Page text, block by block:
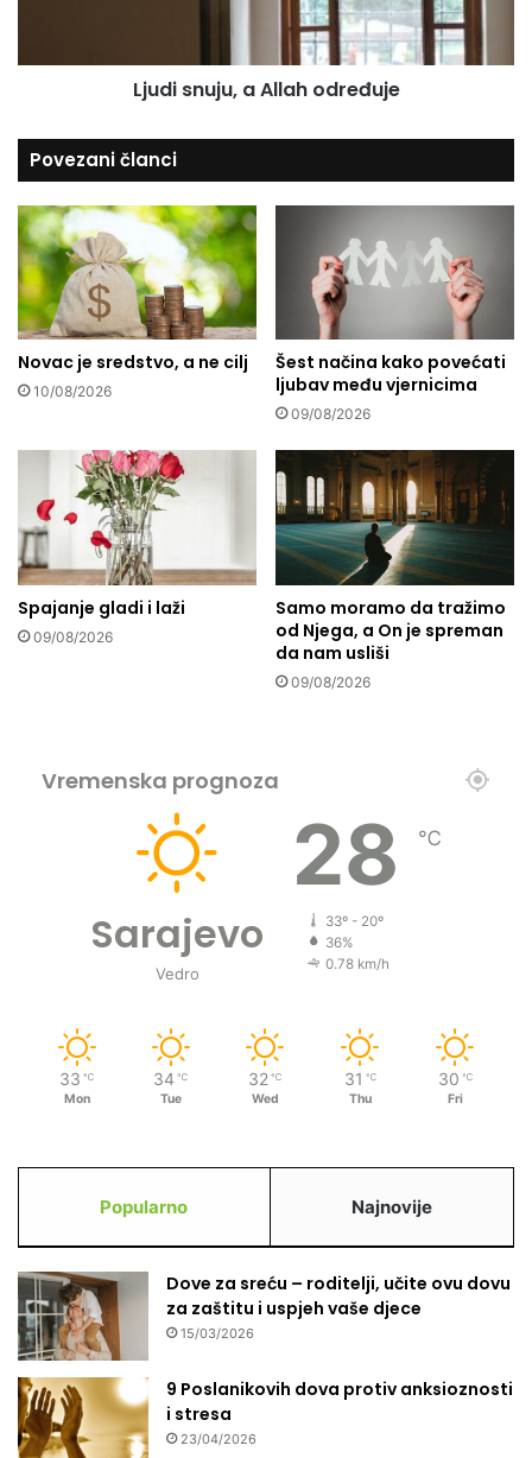
j
j
g
o
v
d
r
u
g
.
.
j
a
l
l
a
h
o
d
r
e
đ
Ljudi snuju, a Allah određuje
Povezani članci
Novac je sredstvo, a ne cilj
10/08/2026
Šest načina kako povećati
ljubav među vjernicima
09/08/2026
Spajanje gladi i laži
09/08/2026
Samo moramo da tražimo
od Njega, a On je spreman
da nam usliši
09/08/2026
Vremenska prognoza
Sarajevo
Vedro
28 ℃
33º - 20º
36%
0.78 km/h
33 ℃
Mon
34 ℃
Tue
32 ℃
Wed
31 ℃
Thu
30 ℃
Fri
Popularno Najnovije
Dove za sreću – roditelji, učite ovu dovu
za zaštitu i uspjeh vaše djece
15/03/2026
9 Poslanikovih dova protiv anksioznosti
i stresa
23/04/2026